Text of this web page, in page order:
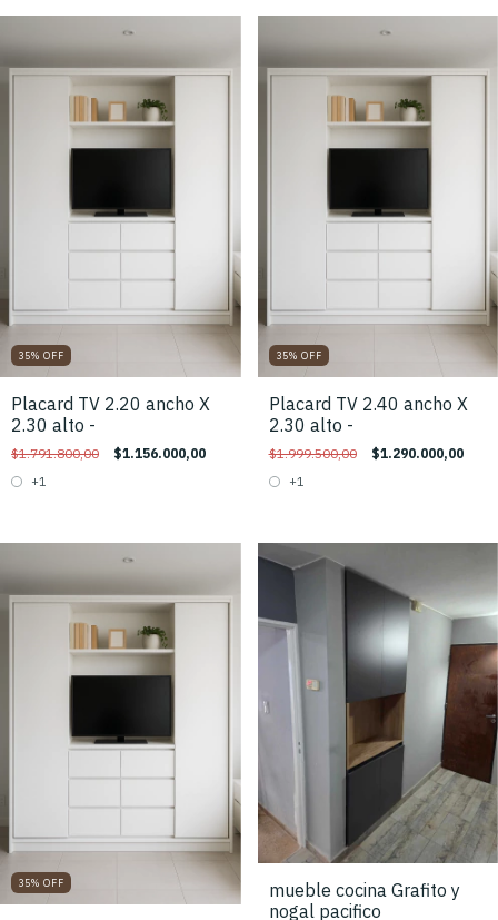
35% OFF
Placard TV 2.20 ancho X
2.30 alto -
$1.791.800,00 $1.156.000,00
+1
35% OFF
Placard TV 2.40 ancho X
2.30 alto -
$1.999.500,00 $1.290.000,00
+1
35% OFF
mueble cocina Grafito y
nogal pacifico